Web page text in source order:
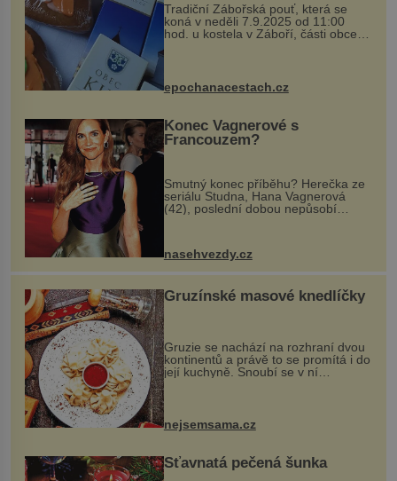
Tradiční Zábořská pouť, která se
koná v neděli 7.9.2025 od 11:00
hod. u kostela v Záboří, části obce
Kly u Mělníka. V programu naleznete
komentovanou prohlídku kostela,
epochanacestach.cz
Konec Vagnerové s
Francouzem?
Smutný konec příběhu? Herečka ze
seriálu Studna, Hana Vagnerová
(42), poslední dobou nepůsobí
nasehvezdy.cz
Gruzínské masové knedlíčky
Gruzie se nachází na rozhraní dvou
kontinentů a právě to se promítá i do
její kuchyně. Snoubí se v ní
evropské a asijské chutě a díky tomu
vznikají rozmanité a chuťově bohaté
pokrmy, které rozhodně st...
nejsemsama.cz
Šťavnatá pečená šunka